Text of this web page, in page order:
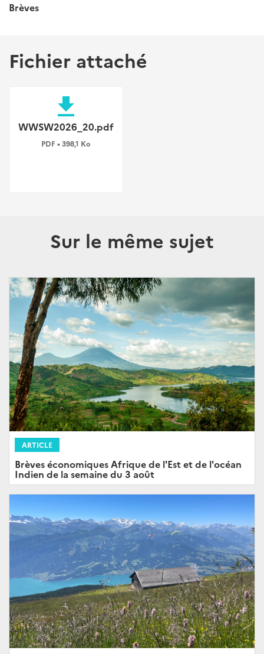
Brèves
Fichier attaché
file_download
WWSW2026_20.pdf
PDF • 398,1 Ko
Sur le même sujet
ARTICLE
Brèves économiques Afrique de l'Est et de l'océan
Indien de la semaine du 3 août